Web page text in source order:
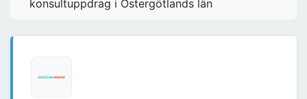
konsultuppdrag i Östergötlands län